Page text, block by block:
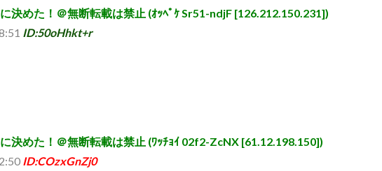
決めた！＠無断転載は禁止 (ｵｯﾍﾟｹ Sr51-ndjF [126.212.150.231])
ID:50oHhkt+r
決めた！＠無断転載は禁止 (ﾜｯﾁｮｲ 02f2-ZcNX [61.12.198.150])
ID:COzxGnZj0